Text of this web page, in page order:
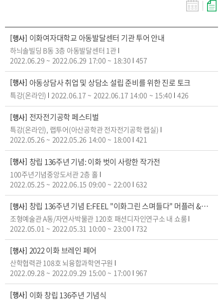
[행사] 이화여자대학교 아동발달센터 기관 투어 안내
하늬솔빌딩 B동 3층 아동발달센터 1관
2022.06.29 ~ 2022.06.29 17:00 ~ 18:30 457
[행사] 아동상담사 취업 및 상담소 설립 준비를 위한 진로 토크
특강(온라인) 2022.06.17 ~ 2022.06.17 14:00 ~ 15:40 426
[행사] 전자전기공학 페스티벌
특강(온라인), 랩투어(아산공학관 전자전기공학 랩실)
2022.05.26 ~ 2022.05.26 14:00 ~ 18:00 421
[행사] 창립 136주년 기념: 이화 벗이 사랑한 작가전
100주년기념중앙도서관 2층 홀
2022.05.25 ~ 2022.06.15 09:00 ~ 22:00 632
[행사] 창립 136주년 기념 E:FEEL "이화그린 스며들다" 머플러 & 패션상품 특별기획전
조형예술관 A동/자연사박물관 120호 패션디자인연구소 내 쇼룸
2022.05.01 ~ 2022.05.31 10:00 ~ 23:00 732
[행사] 2022 이화 브레인 페어
산학협력관 108호 뇌융합과학연구원
2022.09.28 ~ 2022.09.29 15:00 ~ 17:00 967
[행사] 이화 창립 136주년 기념식